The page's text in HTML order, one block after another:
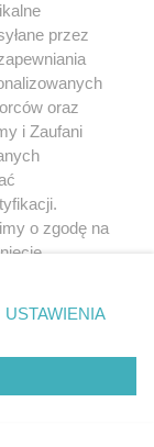
przez
oraz
i Zaufani
o zgodę na
prywatności
zgody
takiemu
tylko
USTAWIENIA